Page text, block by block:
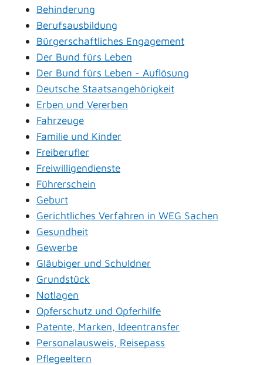
Behinderung
Berufsausbildung
Bürgerschaftliches Engagement
Der Bund fürs Leben
Der Bund fürs Leben - Auflösung
Deutsche Staatsangehörigkeit
Erben und Vererben
Fahrzeuge
Familie und Kinder
Freiberufler
Freiwilligendienste
Führerschein
Geburt
Gerichtliches Verfahren in WEG Sachen
Gesundheit
Gewerbe
Gläubiger und Schuldner
Grundstück
Notlagen
Opferschutz und Opferhilfe
Patente, Marken, Ideentransfer
Personalausweis, Reisepass
Pflegeeltern